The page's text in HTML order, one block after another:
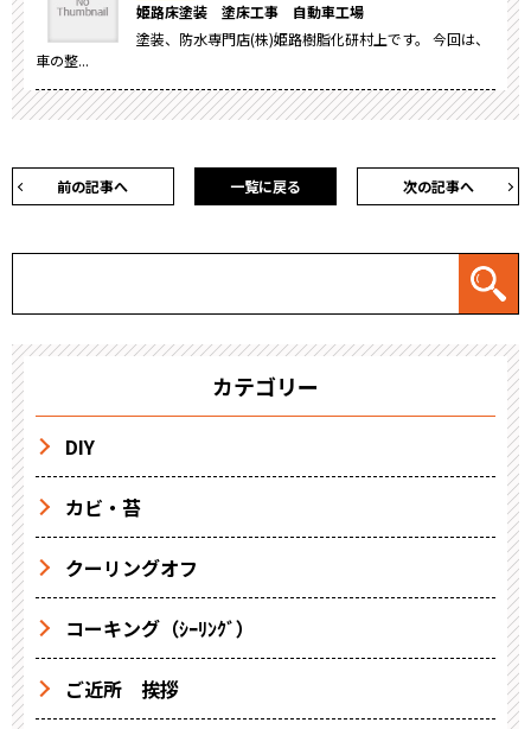
姫路床塗装 塗床工事 自動車工場
塗装、防水専門店(株)姫路樹脂化研村上です。 今回は、
車の整...
前の記事へ 次の記事へ
一覧に戻る
カテゴリー
DIY
カビ・苔
クーリングオフ
コーキング（ｼｰﾘﾝｸﾞ）
ご近所 挨拶